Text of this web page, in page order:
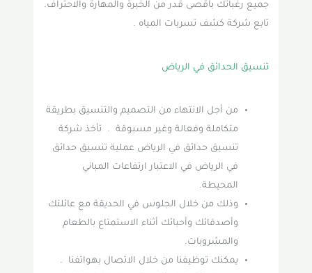
جميع رغباتك بأقصى قدر من الخبرة والمهارة والاحتراف.
تابع شركة كشف تسربات المياه .
تنسيق الحدائق في الرياض
من أجل الانتهاء من التصميم والتنسيق بطريقة
متكاملة وفعالة وغير مسبوقة . تأخذ شركة
تنسيق حدائق في الرياض عملية تنسيق حدائق
في الرياض في الاعتبار ارتفاعات المباني
المحيطة.
وذلك من خلال الجلوس في الحديقة مع عائلتك
وأصدقائك وأحبائك أثناء الاستمتاع بالطعام
والمشروبات.
يمكنك توظيفنا من خلال الاتصال بهواتفنا .